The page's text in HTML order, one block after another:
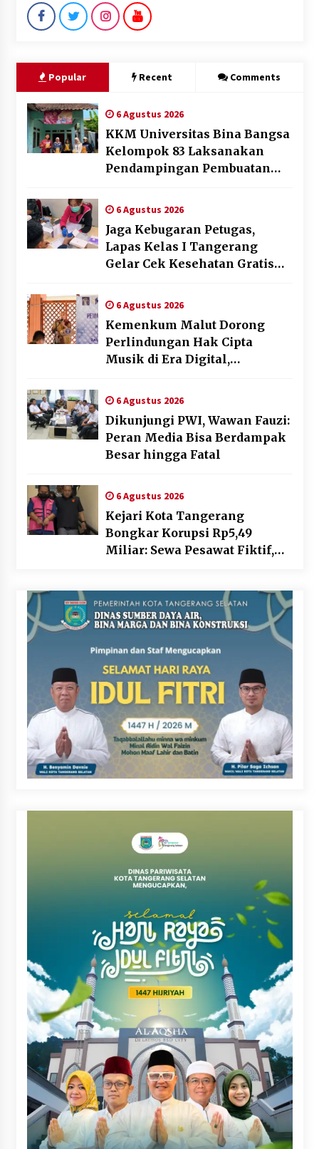
Popular Recent Comments
6 Agustus 2026
KKM Universitas Bina Bangsa
Kelompok 83 Laksanakan
Pendampingan Pembuatan
Memperkuat Pemasaran
UMKM di Desa Cempaka
6 Agustus 2026
Jaga Kebugaran Petugas,
Lapas Kelas I Tangerang
Gelar Cek Kesehatan Gratis
6 Agustus 2026
Kemenkum Malut Dorong
Perlindungan Hak Cipta
Musik di Era Digital,
Gratis dan Penguatan Royalti
6 Agustus 2026
Dikunjungi PWI, Wawan Fauzi:
Peran Media Bisa Berdampak
Besar hingga Fatal
6 Agustus 2026
Kejari Kota Tangerang
Bongkar Korupsi Rp5,49
Miliar: Sewa Pesawat Fiktif,